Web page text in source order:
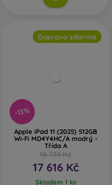
-13%
Doprava zdarma
Apple iPad 11 (2025) 512GB
Wi-Fi MD4Y4HC/A modrý -
Třída A
16 719 Kč
17 616 Kč
Skladem 1 ks